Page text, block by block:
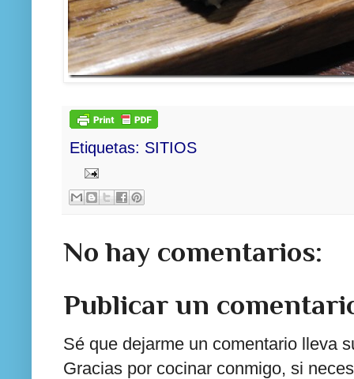
Etiquetas: SITIOS
No hay comentarios:
Publicar un
Sé que dejarme un comentario lleva
Gracias por cocinar conmigo, si